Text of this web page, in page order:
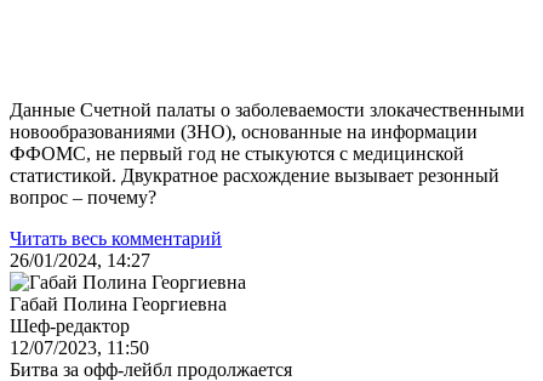
Данные Счетной палаты о заболеваемости злокачественными
новообразованиями (ЗНО), основанные на информации
ФФОМС, не первый год не стыкуются с медицинской
статистикой. Двукратное расхождение вызывает резонный
вопрос – почему?
Читать весь комментарий
26/01/2024, 14:27
Габай Полина Георгиевна
Шеф-редактор
12/07/2023, 11:50
Битва за офф-лейбл продолжается